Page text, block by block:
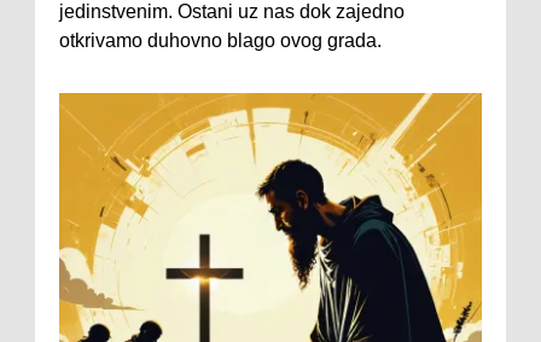
jedinstvenim. Ostani uz nas dok zajedno
otkrivamo duhovno blago ovog grada.